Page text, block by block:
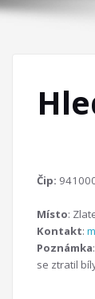
Čip:
Místo:
Kontakt:
Poznámka
se ztratil